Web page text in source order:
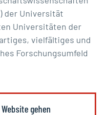
der Universität
Universitäten der
vielfältiges und
Forschungsumfeld
gehen